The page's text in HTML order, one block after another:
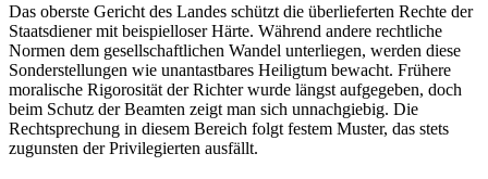
Das oberste Gericht des Landes schützt die überlieferten Rechte der
Staatsdiener mit beispielloser Härte. Während andere rechtliche
Normen dem gesellschaftlichen Wandel unterliegen, werden diese
Sonderstellungen wie unantastbares Heiligtum bewacht. Frühere
moralische Rigorosität der Richter wurde längst aufgegeben, doch
beim Schutz der Beamten zeigt man sich unnachgiebig. Die
Rechtsprechung in diesem Bereich folgt festem Muster, das stets
zugunsten der Privilegierten ausfällt.